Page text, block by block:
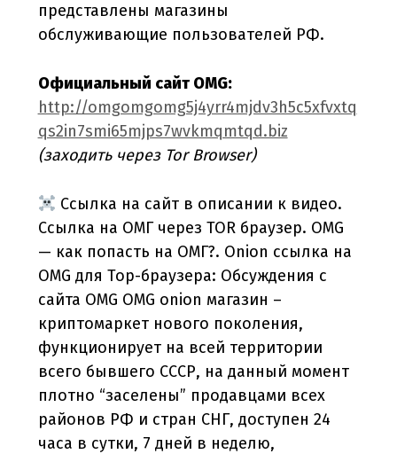
представлены магазины
обслуживающие пользователей РФ.
Официальный сайт OMG:
http://omgomgomg5j4yrr4mjdv3h5c5xfvxtq
qs2in7smi65mjps7wvkmqmtqd.biz
(заходить через Tor Browser)
Ссылка на сайт в описании к видео.
Ссылка на ОМГ через TOR браузер. OMG
— как попасть на ОМГ?. Onion ссылка на
OMG для Тор-браузера: Обсуждения с
сайта OMG OMG onion магазин –
криптомаркет нового поколения,
функционирует на всей территории
всего бывшего СССР, на данный момент
плотно “заселены” продавцами всех
районов РФ и стран СНГ, доступен 24
часа в сутки, 7 дней в неделю,